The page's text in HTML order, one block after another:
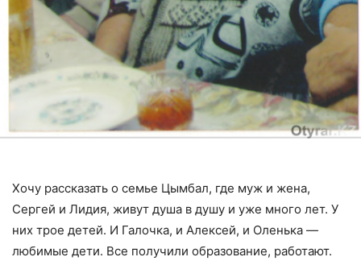
Хочу рассказать о семье Цымбал, где муж и жена,
Сергей и Лидия, живут душа в душу и уже много лет. У
них трое детей. И Галочка, и Алексей, и Оленька —
любимые дети. Все получили образование, работают.